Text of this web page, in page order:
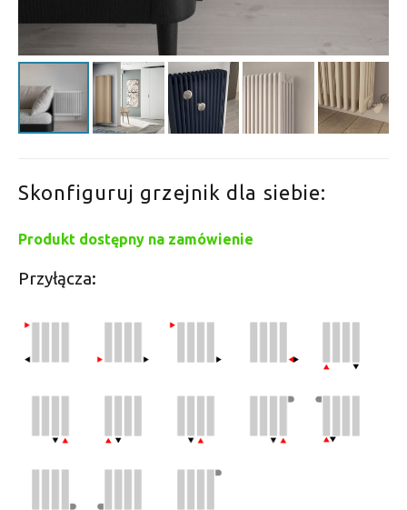
Skonfiguruj grzejnik dla siebie:
Produkt dostępny na zamówienie
Przyłącza: